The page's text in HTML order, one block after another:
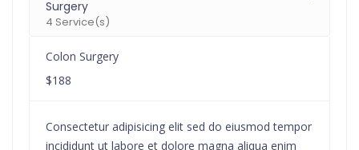
Surgery
4 Service(s)
Colon Surgery
$188
Consectetur adipisicing elit sed do eiusmod tempor
incididunt ut labore et dolore magna aliqua enim